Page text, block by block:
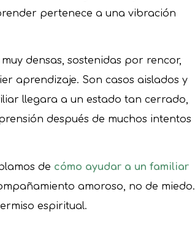
pertenece a una vibración
densas, sostenidas por rencor,
aprendizaje. Son casos aislados y
llegara a un estado tan cerrado,
después de muchos intentos
de cómo ayudar a un familiar
amoroso, no de miedo.
espiritual.